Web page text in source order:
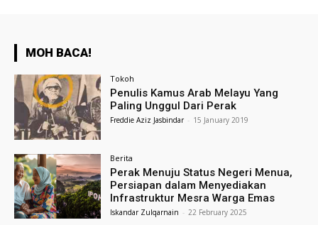
MOH BACA!
Tokoh
Penulis Kamus Arab Melayu Yang
Paling Unggul Dari Perak
Freddie Aziz Jasbindar - 15 January 2019
Berita
Perak Menuju Status Negeri Menua,
Persiapan dalam Menyediakan
Infrastruktur Mesra Warga Emas
Iskandar Zulqarnain - 22 February 2025